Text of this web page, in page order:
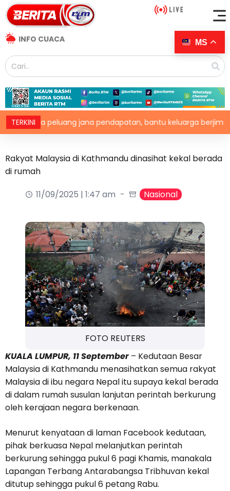
INFO CUACA
TERKINI
buka peluang jana pendapatan, bantu keluarga berjimat –
Rakyat Malaysia di Kathmandu dinasihat kekal berada
di rumah
11/09/2025 | 1:47 am
Nasional
FOTO REUTERS
KUALA LUMPUR, 11 September– Kedutaan Besar
Malaysia di Kathmandu menasihatkan semua rakyat
Malaysia di ibu negara Nepal itu supaya kekal berada
di dalam rumah susulan lanjutan perintah berkurung
oleh kerajaan negara berkenaan.
Menurut kenyataan di laman Facebook kedutaan,
pihak berkuasa Nepal melanjutkan perintah
berkurung sehingga pukul 6 pagi Khamis, manakala
Lapangan Terbang Antarabangsa Tribhuvan kekal
ditutup sehingga pukul 6 petang Rabu.
MS